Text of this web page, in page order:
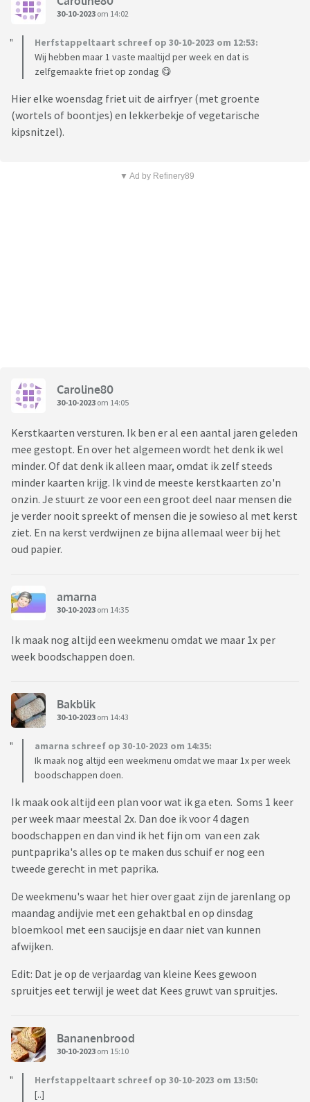
30-10-2023 om 14:02
Herfstappeltaart schreef op 30-10-2023 om 12:53:
Wij hebben maar 1 vaste maaltijd per week en dat is
zelfgemaakte friet op zondag 😋
Hier elke woensdag friet uit de airfryer (met groente
(wortels of boontjes) en lekkerbekje of vegetarische
kipsnitzel).
▼ Ad by Refinery89
Caroline80
30-10-2023 om 14:05
Kerstkaarten versturen. Ik ben er al een aantal jaren geleden
mee gestopt. En over het algemeen wordt het denk ik wel
minder. Of dat denk ik alleen maar, omdat ik zelf steeds
minder kaarten krijg. Ik vind de meeste kerstkaarten zo'n
onzin. Je stuurt ze voor een een groot deel naar mensen die
je verder nooit spreekt of mensen die je sowieso al met kerst
ziet. En na kerst verdwijnen ze bijna allemaal weer bij het
oud papier.
amarna
30-10-2023 om 14:35
Ik maak nog altijd een weekmenu omdat we maar 1x per
week boodschappen doen.
Bakblik
30-10-2023 om 14:43
amarna schreef op 30-10-2023 om 14:35:
Ik maak nog altijd een weekmenu omdat we maar 1x per week
boodschappen doen.
Ik maak ook altijd een plan voor wat ik ga eten. Soms 1 keer
per week maar meestal 2x. Dan doe ik voor 4 dagen
boodschappen en dan vind ik het fijn om van een zak
puntpaprika's alles op te maken dus schuif er nog een
tweede gerecht in met paprika.
De weekmenu's waar het hier over gaat zijn de jarenlang op
maandag andijvie met een gehaktbal en op dinsdag
bloemkool met een saucijsje en daar niet van kunnen
afwijken.
Edit: Dat je op de verjaardag van kleine Kees gewoon
spruitjes eet terwijl je weet dat Kees gruwt van spruitjes.
Bananenbrood
30-10-2023 om 15:10
Herfstappeltaart schreef op 30-10-2023 om 13:50:
[..]